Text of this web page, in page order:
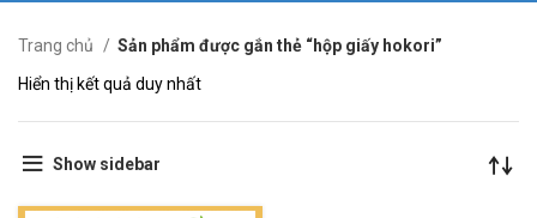
Trang chủ
Sản phẩm được gắn thẻ “hộp giấy hokori”
Hiển thị kết quả duy nhất
Show sidebar